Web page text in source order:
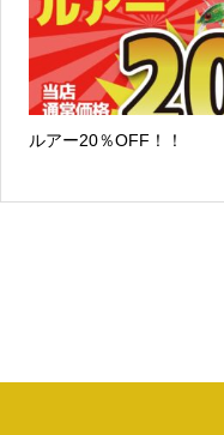
ルアー20％OFF！！